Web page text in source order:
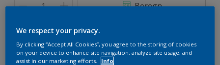
Beregn
We respect your privacy.
By clicking “Accept All Cookies”, you agree to the storing of cookies
on your device to enhance site navigation, analyze site usage, and
assist in our marketing efforts.
Info